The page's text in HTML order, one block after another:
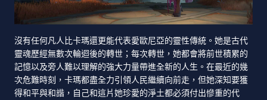
沒有任何凡人比卡瑪還更能代表愛歐尼亞的靈性傳統。她是古代
靈魂歷經無數次輪迴後的轉世；每次轉世，她都會將前世積累的
記憶以及旁人難以理解的強大力量帶進全新的人生。在最近的幾
次危難時刻，卡瑪都盡全力引領人民繼續向前走，但她深知要獲
得和平與和諧，自己和這片她珍愛的淨土都必須付出慘重的代